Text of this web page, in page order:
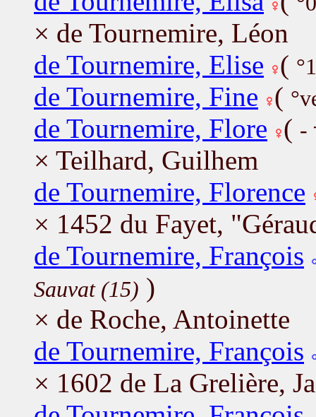
× de Tournemire, Léon
de Tournemire, Elise (
de Tournemire, Fine (
de Tournemire, Flore ( -
× Teilhard, Guilhem
de Tournemire, Florence
× 1452 du Fayet,
de Tournemire, François
Sauvat (15) )
× de Roche, Antoinette
de Tournemire, François
× 1602 de La Grelière,